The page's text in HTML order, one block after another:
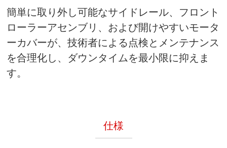
簡単に取り外し可能なサイドレール、フロント
ローラーアセンブリ、および開けやすいモータ
ーカバーが、技術者による点検とメンテナンス
を合理化し、ダウンタイムを最小限に抑えま
す。
仕様